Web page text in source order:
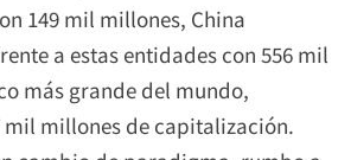
149 mil millones, China
a estas entidades con 556 mil
más grande del mundo,
mil millones de capitalización.